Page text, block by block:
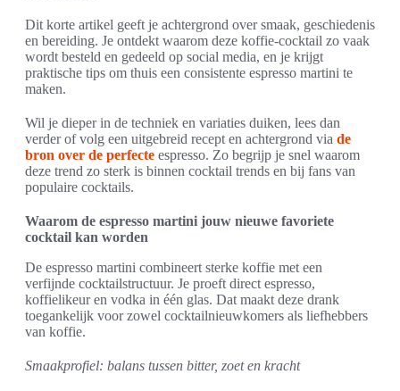
Dit korte artikel geeft je achtergrond over smaak, geschiedenis
en bereiding. Je ontdekt waarom deze koffie-cocktail zo vaak
wordt besteld en gedeeld op social media, en je krijgt
praktische tips om thuis een consistente espresso martini te
maken.
Wil je dieper in de techniek en variaties duiken, lees dan
verder of volg een uitgebreid recept en achtergrond via de
bron over de perfecte espresso. Zo begrijp je snel waarom
deze trend zo sterk is binnen cocktail trends en bij fans van
populaire cocktails.
Waarom de espresso martini jouw nieuwe favoriete
cocktail kan worden
De espresso martini combineert sterke koffie met een
verfijnde cocktailstructuur. Je proeft direct espresso,
koffielikeur en vodka in één glas. Dat maakt deze drank
toegankelijk voor zowel cocktailnieuwkomers als liefhebbers
van koffie.
Smaakprofiel: balans tussen bitter, zoet en kracht